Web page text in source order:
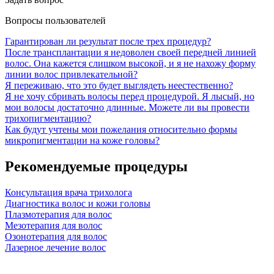
Вопросы пользователей
Гарантирован ли результат после трех процедур?
После трансплантации я недоволен своей передней линией
волос. Она кажется слишком высокой, и я не нахожу форму
линии волос привлекательной?
Я переживаю, что это будет выглядеть неестественно?
Я не хочу сбривать волосы перед процедурой. Я лысый, но
мои волосы достаточно длинные. Можете ли вы провести
трихопигментацию?
Как будут учтены мои пожелания относительно формы
микропигментации на коже головы?
Рекомендуемые процедуры
Консультация врача трихолога
Диагностика волос и кожи головы
Плазмотерапия для волос
Мезотерапия для волос
Озонотерапия для волос
Лазерное лечение волос